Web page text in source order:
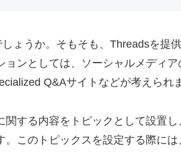
ょうか。そもそも、Threadsを提
ンとしては、ソーシャルメディア
Q&Aサイトなどが考えられ
する内容をトピックとして設置
このトピックスを設定する際に